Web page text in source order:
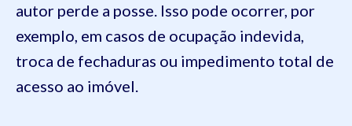
autor perde a posse. Isso pode ocorrer, por
exemplo, em casos de ocupação indevida,
troca de fechaduras ou impedimento total de
acesso ao imóvel.